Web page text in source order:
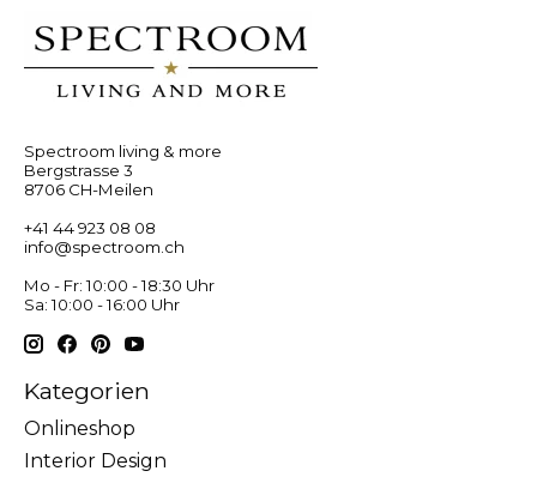
Spectroom living & more
Bergstrasse 3
8706 CH-Meilen
+41 44 923 08 08
info@spectroom.ch
Mo - Fr: 10:00 - 18:30 Uhr
Sa: 10:00 - 16:00 Uhr
Kategorien
Onlineshop
Interior Design